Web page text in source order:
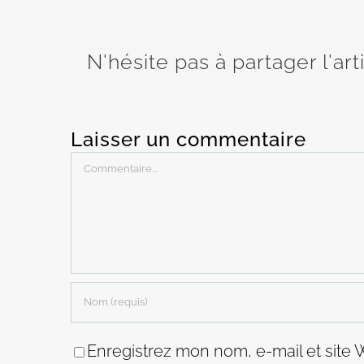
N'hésite pas à partager
Laisser un commentaire
Commentaire
Enregistrez mon nom, e-mail et site